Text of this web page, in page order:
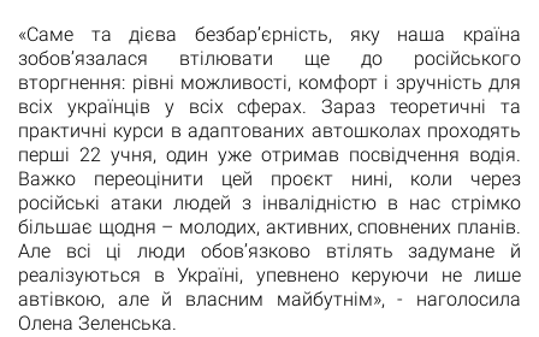
«Саме та дієва безбар’єрність, яку наша країна
зобов’язалася втілювати ще до російського
вторгнення: рівні можливості, комфорт і зручність для
всіх українців у всіх сферах. Зараз теоретичні та
практичні курси в адаптованих автошколах проходять
перші 22 учня, один уже отримав посвідчення водія.
Важко переоцінити цей проєкт нині, коли через
російські атаки людей з інвалідністю в нас стрімко
більшає щодня – молодих, активних, сповнених планів.
Але всі ці люди обов’язково втілять задумане й
реалізуються в Україні, упевнено керуючи не лише
автівкою, але й власним майбутнім», - наголосила
Олена Зеленська.